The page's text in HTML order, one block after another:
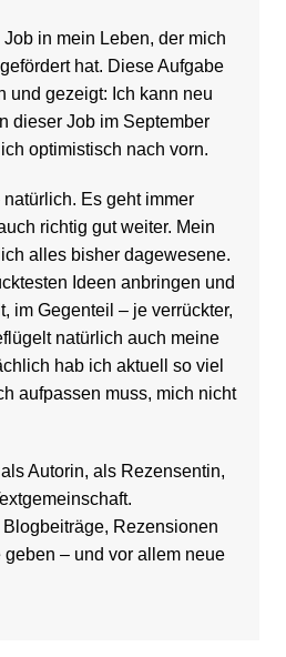
Job in mein Leben, der mich
hat. Diese Aufgabe
und gezeigt: Ich kann neu
dieser Job im September
optimistisch nach vorn.
Es geht immer
richtig gut weiter. Mein
alles bisher dagewesene.
Ideen anbringen und
im Gegenteil – je verrückter,
natürlich auch meine
hab ich aktuell so viel
aufpassen muss, mich nicht
Autorin, als Rezensentin,
Rezensionen
– und vor allem neue